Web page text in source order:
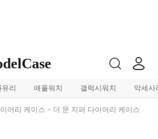
리 애플워치 갤럭시워치 악세사
어리 케이스 > 더 문 지퍼 다이어리 케이스